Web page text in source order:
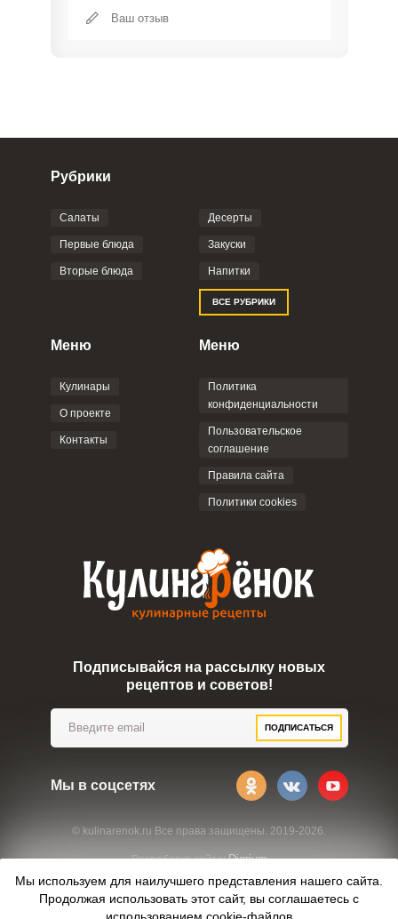
Фото до 4 шт, до 5 mb
Отправляя эту форму, вы соглашаетесь с
Политикой
Пользовательским
соглашением
© kulinarenok.ru Все права защищены. 2019-2026.
Разработка сайта:Digrium
Рубрики
Салаты
Первые блюда
Вторые блюда
Десерты
Закуски
Напитки
ВСЕ РУБРИКИ
Меню
Кулинары
О проекте
Контакты
Меню
Политика
конфиденциальности
Пользовательское
соглашение
Правила сайта
Политики cookies
Подписывайся на рассылку новых
рецептов и советов!
ПОДПИСАТЬСЯ
Мы в соцсетях
Мы используем для наилучшего представления нашего сайта.
Продолжая использовать этот сайт, вы соглашаетесь с